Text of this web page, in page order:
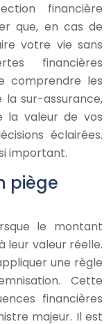
financière
que, en cas de
votre vie sans
financières
comprendre les
la sur-assurance,
la valeur de vos
éclairées.
important.
piège
le montant
leur valeur réelle.
une règle
Cette
financières
majeur. Il est